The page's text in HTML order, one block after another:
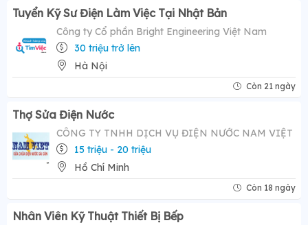
Tuyển Kỹ Sư Điện Làm Việc Tại Nhật Bản
Công ty Cổ phần Bright Engineering Việt Nam
30 triệu trở lên
Hà Nội
Còn 21 ngày
Thợ Sửa Điện Nước
CÔNG TY TNHH DỊCH VỤ ĐIỆN NƯỚC NAM VIỆT
15 triệu - 20 triệu
Hồ Chí Minh
Còn 18 ngày
Nhân Viên Kỹ Thuật Thiết Bị Bếp